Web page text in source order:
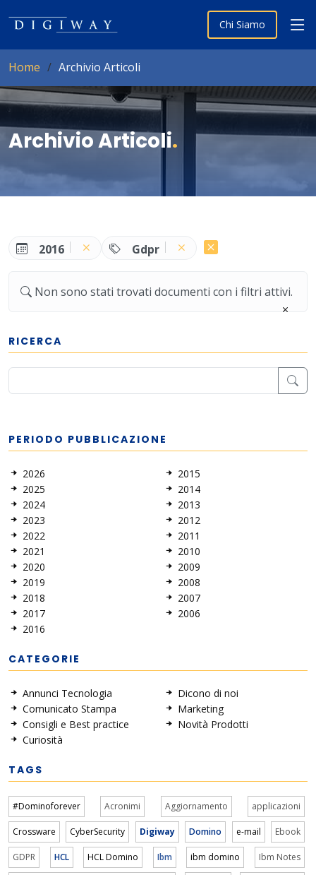
Chi Siamo
Home Archivio Articoli
Archivio Articoli.
2016 Gdpr
Non sono stati trovati documenti con i filtri attivi.
RICERCA
PERIODO PUBBLICAZIONE
2026
2025
2024
2023
2022
2021
2020
2019
2018
2017
2016
2015
2014
2013
2012
2011
2010
2009
2008
2007
2006
CATEGORIE
Annunci Tecnologia
Comunicato Stampa
Consigli e Best practice
Curiosità
Dicono di noi
Marketing
Novità Prodotti
TAGS
#Dominoforever Acronimi Aggiornamento applicazioni
Crossware CyberSecurity Digiway Domino e-mail Ebook
GDPR HCL HCL Domino Ibm ibm domino Ibm Notes